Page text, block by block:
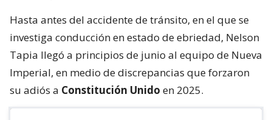
Hasta antes del accidente de tránsito, en el que se
investiga conducción en estado de ebriedad, Nelson
Tapia llegó a principios de junio al equipo de Nueva
Imperial, en medio de discrepancias que forzaron
su adiós a Constitución Unido en 2025.